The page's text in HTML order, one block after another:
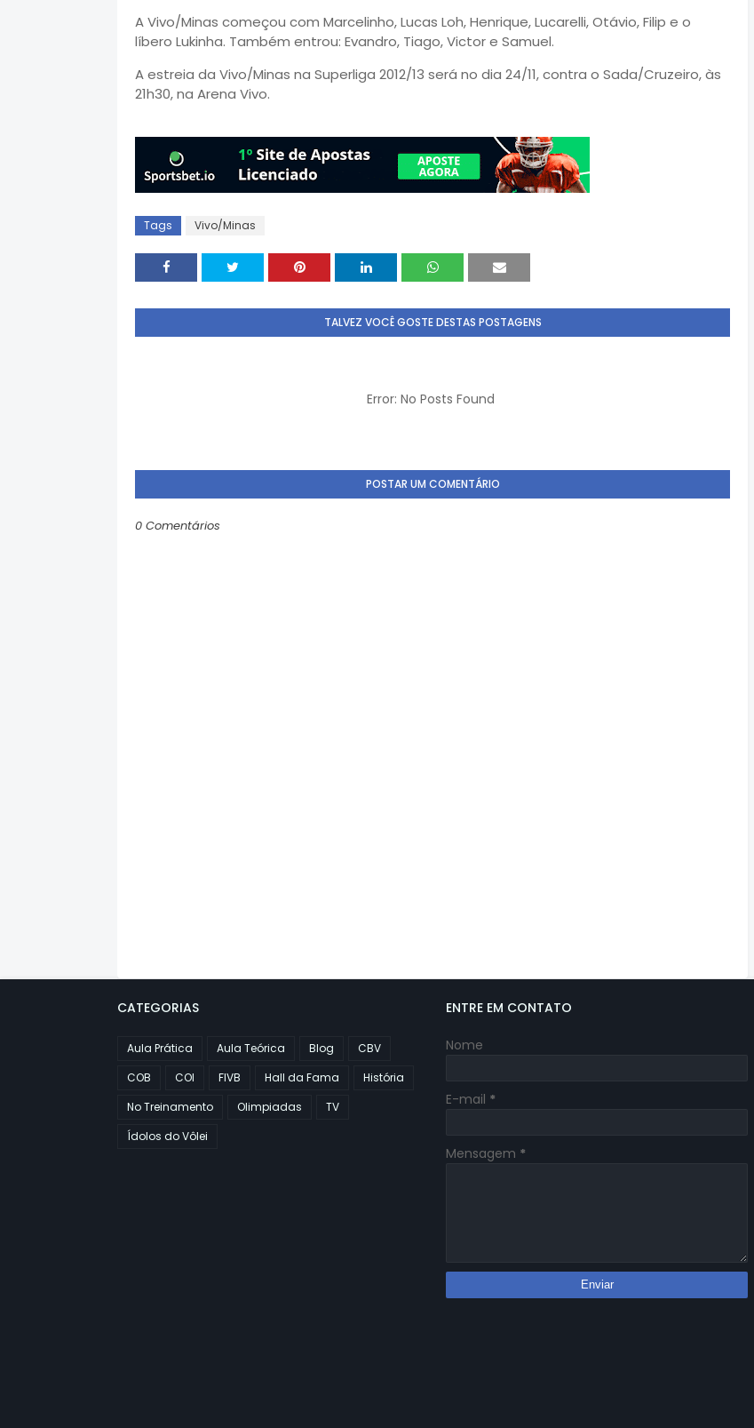
A Vivo/Minas começou com Marcelinho, Lucas Loh, Henrique, Lucarelli, Otávio, Filip e o
líbero Lukinha. Também entrou: Evandro, Tiago, Victor e Samuel.
A estreia da Vivo/Minas na Superliga 2012/13 será no dia 24/11, contra o Sada/Cruzeiro, às
21h30, na Arena Vivo.
Tags Vivo/Minas
TALVEZ VOCÊ GOSTE DESTAS POSTAGENS
Error: No Posts Found
POSTAR UM COMENTÁRIO
0 Comentários
CATEGORIAS
Aula Prática Aula Teórica Blog
CBV
COB
COI FIVB Hall da Fama
História
No Treinamento
Olimpiadas
TV
Ídolos do Vôlei
ENTRE EM CONTATO
Nome
E-mail *
Mensagem *